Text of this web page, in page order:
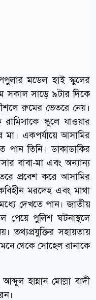
মডেল হাই স্কুলের
সকাল সাড়ে ৯টার দিকে
রুমের ভেতরে নেয়।
স্কুলে যাওয়ার
একপর্যায়ে আসামির
তিনি। ডাকাডাকির
বাবা-মা এবং অন্যান্য
প্রবেশ করে আসামির
মরদেহ এবং মাথা
দেখতে পান। জাতীয়
পুলিশ ঘটনাস্থলে
তথ্যপ্রযুক্তির সহায়তায়
থেকে সোহেল রানাকে
হান্নান মোল্লা বাদী